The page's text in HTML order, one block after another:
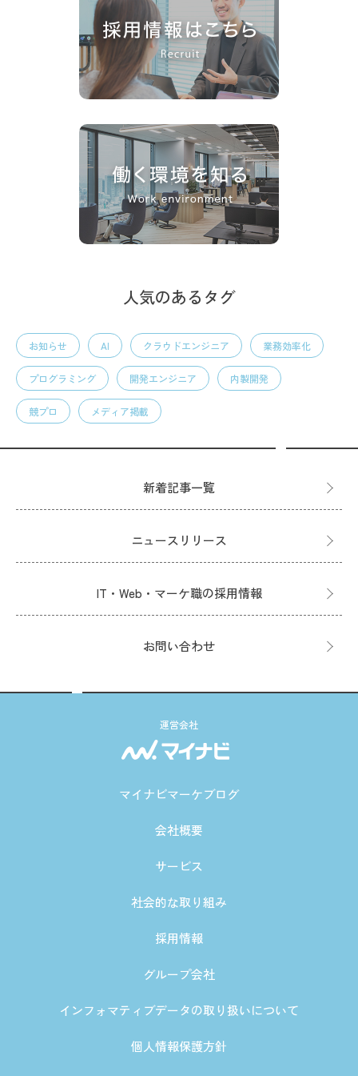
人気のあるタグ
お知らせ AI クラウドエンジニア 業務効率化
プログラミング 開発エンジニア 内製開発
競プロ メディア掲載
新着記事一覧
ニュースリリース
IT・Web・マーケ職の採用情報
お問い合わせ
運営会社
マイナビマーケブログ
会社概要
サービス
社会的な取り組み
採用情報
グループ会社
インフォマティブデータの取り扱いについて
個人情報保護方針